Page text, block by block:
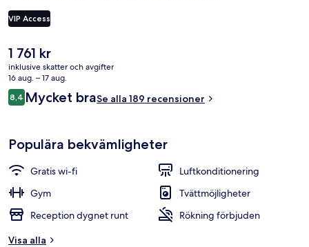
4 minuter att gå.
VIP Access
Det
nuvarande
priset
är
1 761 kr
1 761 kr
inklusive skatter och avgifter
16 aug. – 17 aug.
Recensioner
8,48,4 av 10,
Mycket braSe alla 189 recensioner
Populära bekvämligheter
Gratis wi-fi
Luftkonditionering
Gym
Tvättmöjligheter
Reception dygnet runt
Rökning förbjuden
Visa alla